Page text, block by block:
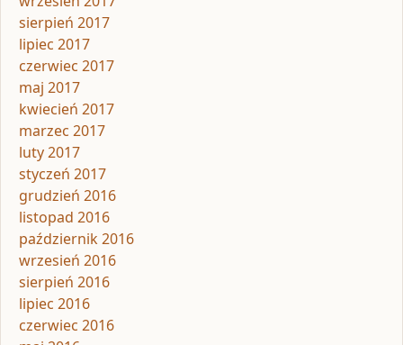
sierpień 2017
lipiec 2017
czerwiec 2017
maj 2017
kwiecień 2017
marzec 2017
luty 2017
styczeń 2017
grudzień 2016
listopad 2016
październik 2016
wrzesień 2016
sierpień 2016
lipiec 2016
czerwiec 2016